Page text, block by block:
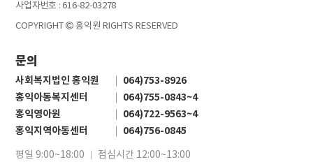
사업자번호 : 616-82-03278
COPYRIGHT
홍익원 RIGHTS RESERVED
문의
사회복지법인 홍익원
064)753-8926
홍익아동복지센터
064)755-0843~4
홍익영아원
064)722-9563~4
홍익지역아동센터
064)756-0845
평일 9:00~18:00 점심시간 12:00~13:00